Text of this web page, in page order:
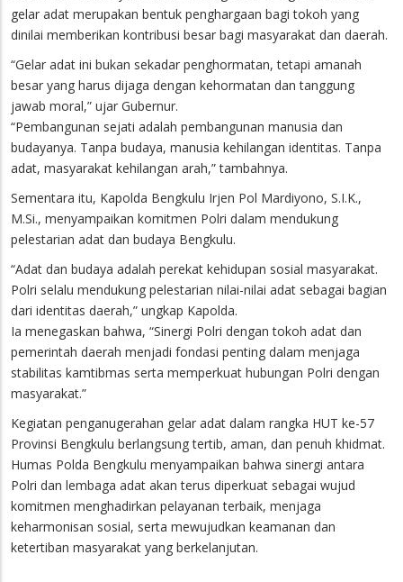
gelar adat merupakan bentuk penghargaan bagi tokoh yang
dinilai memberikan kontribusi besar bagi masyarakat dan daerah.
“Gelar adat ini bukan sekadar penghormatan, tetapi amanah
besar yang harus dijaga dengan kehormatan dan tanggung
jawab moral,” ujar Gubernur.
“Pembangunan sejati adalah pembangunan manusia dan
budayanya. Tanpa budaya, manusia kehilangan identitas. Tanpa
adat, masyarakat kehilangan arah,” tambahnya.
Sementara itu, Kapolda Bengkulu Irjen Pol Mardiyono, S.I.K.,
M.Si., menyampaikan komitmen Polri dalam mendukung
pelestarian adat dan budaya Bengkulu.
“Adat dan budaya adalah perekat kehidupan sosial masyarakat.
Polri selalu mendukung pelestarian nilai-nilai adat sebagai bagian
dari identitas daerah,” ungkap Kapolda.
Ia menegaskan bahwa, “Sinergi Polri dengan tokoh adat dan
pemerintah daerah menjadi fondasi penting dalam menjaga
stabilitas kamtibmas serta memperkuat hubungan Polri dengan
masyarakat.”
Kegiatan penganugerahan gelar adat dalam rangka HUT ke-57
Provinsi Bengkulu berlangsung tertib, aman, dan penuh khidmat.
Humas Polda Bengkulu menyampaikan bahwa sinergi antara
Polri dan lembaga adat akan terus diperkuat sebagai wujud
komitmen menghadirkan pelayanan terbaik, menjaga
keharmonisan sosial, serta mewujudkan keamanan dan
ketertiban masyarakat yang berkelanjutan.